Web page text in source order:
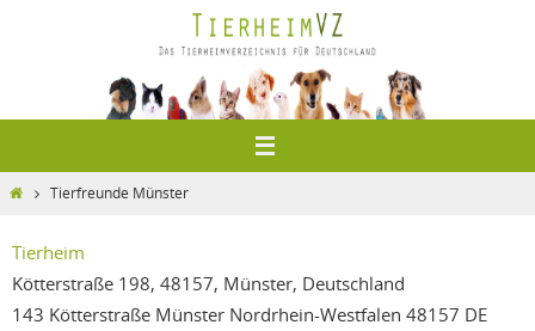
HomeTierfreunde Münster
Tierheim
Kötterstraße 198, 48157, Münster, Deutschland
143 Kötterstraße Münster Nordrhein-Westfalen 48157 DE